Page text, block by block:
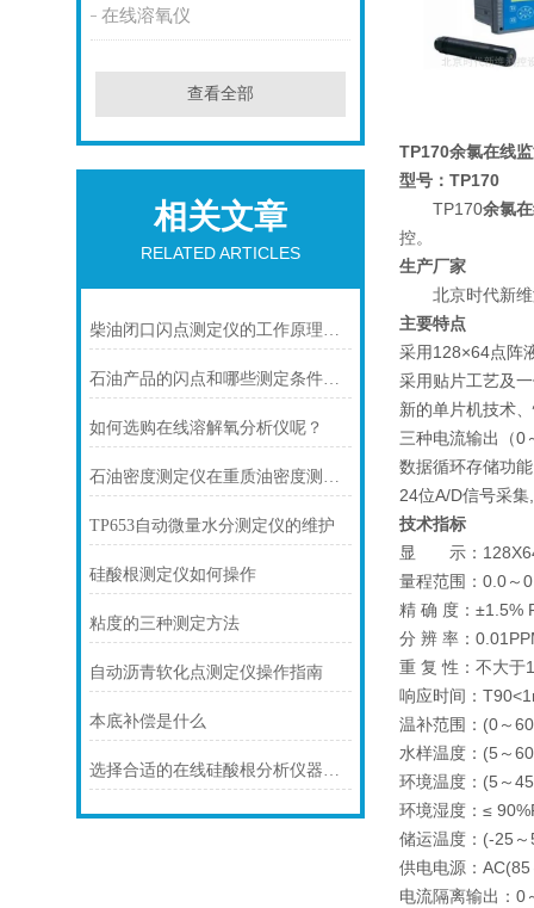
在线溶氧仪
查看全部
相关文章
RELATED ARTICLES
柴油闭口闪点测定仪的工作原理与技术特点概述
石油产品的闪点和哪些测定条件有关？
如何选购在线溶解氧分析仪呢？
石油密度测定仪在重质油密度测定中的恒温浴优化
TP653自动微量水分测定仪的维护
硅酸根测定仪如何操作
粘度的三种测定方法
自动沥青软化点测定仪操作指南
本底补偿是什么
选择合适的在线硅酸根分析仪器以提升过程控制
TP170余氯在线
型号：TP170
TP170余氯
控。
生产厂家
北京时代新维
主要特点
采用128×64点阵
采用贴片工艺及
新的单片机技术
三种电流输出（0
数据循环存储功
24位A/D信号采
技术指标
显 示：128X64
量程范围：0.0～
精 确 度：±1.5%
分 辨 率：
重 复 性：不大于
响应时间：
温补范围：(0～
水样温度：(5～
环境温度：(5～
环境湿度：≤
储运温度：(-25
供电电源：
电流隔离输出：0